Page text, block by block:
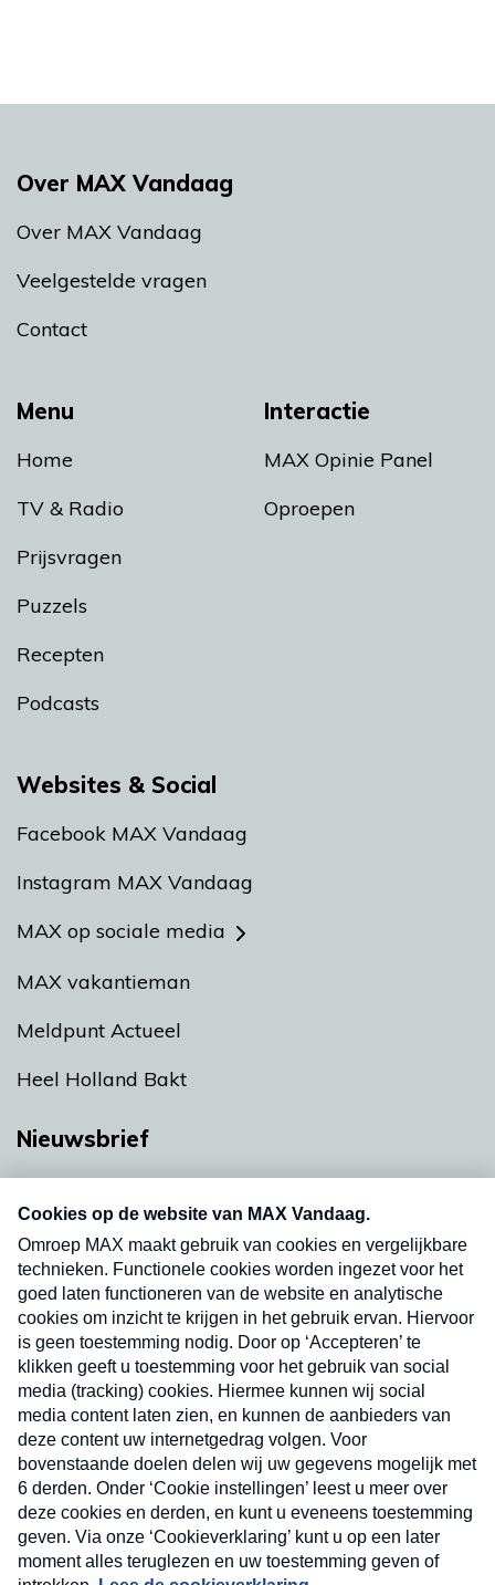
Menu
Home
TV & Radio
Prijsvragen
Puzzels
Recepten
Podcasts
Interactie
MAX Opinie Panel
Oproepen
Over MAX Vandaag
Over MAX Vandaag
Veelgestelde vragen
Contact
Websites & Social
Facebook MAX Vandaag
Instagram MAX Vandaag
MAX op sociale media
MAX vakantieman
Meldpunt Actueel
Heel Holland Bakt
Nieuwsbrief
nieuwsbrief. Elke vrijdag- en dinsdagochtend in
uw mailbox.
Verzend
Nieuwsbrief
Neem hier een gratis abonnement op onze
nieuwsbrief. Elke vrijdag- en dinsdagochtend in uw